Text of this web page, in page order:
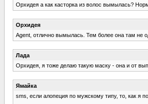
Орхидея а как касторка из волос вымылась?
Орхидея
Agent, отлично вымылась. Тем более она там не
Лада
Орхидея, я тоже делаю такую маску - она и от
Ямайка
sms, если алопеция по мужскому типу, то, как я